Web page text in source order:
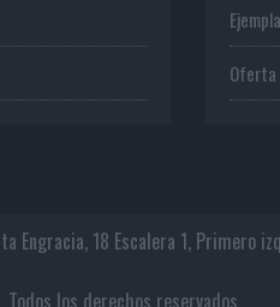
Engracia, 18 Escalera 1, Primero
los derechos reservados